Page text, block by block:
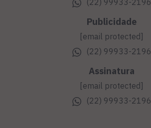
(22) 99933-2196
Publicidade
[email protected]
(22) 99933-2196
Assinatura
[email protected]
(22) 99933-2196